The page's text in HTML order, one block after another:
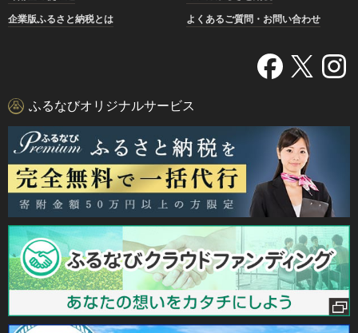
企業版ふるさと納税とは
よくあるご質問・お問い合わせ
ふるなびオリジナルサービス